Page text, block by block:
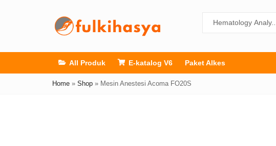
All Produk E-katalog V6 Paket Alkes
Home » Shop » Mesin Anestesi Acoma FO20S